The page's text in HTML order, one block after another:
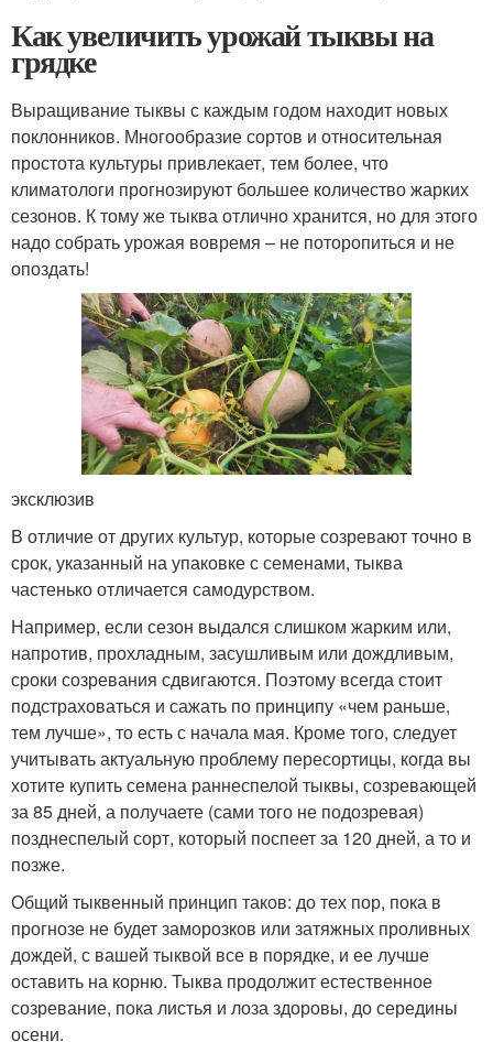
Как увеличить урожай тыквы на
грядке
Выращивание тыквы с каждым годом находит новых
поклонников. Многообразие сортов и относительная
простота культуры привлекает, тем более, что
климатологи прогнозируют большее количество жарких
сезонов. К тому же тыква отлично хранится, но для этого
надо собрать урожая вовремя – не поторопиться и не
опоздать!
эксклюзив
В отличие от других культур, которые созревают точно в
срок, указанный на упаковке с семенами, тыква
частенько отличается самодурством.
Например, если сезон выдался слишком жарким или,
напротив, прохладным, засушливым или дождливым,
сроки созревания сдвигаются. Поэтому всегда стоит
подстраховаться и сажать по принципу «чем раньше,
тем лучше», то есть с начала мая. Кроме того, следует
учитывать актуальную проблему пересортицы, когда вы
хотите купить семена раннеспелой тыквы, созревающей
за 85 дней, а получаете (сами того не подозревая)
позднеспелый сорт, который поспеет за 120 дней, а то и
позже.
Общий тыквенный принцип таков: до тех пор, пока в
прогнозе не будет заморозков или затяжных проливных
дождей, с вашей тыквой все в порядке, и ее лучше
оставить на корню. Тыква продолжит естественное
созревание, пока листья и лоза здоровы, до середины
осени.